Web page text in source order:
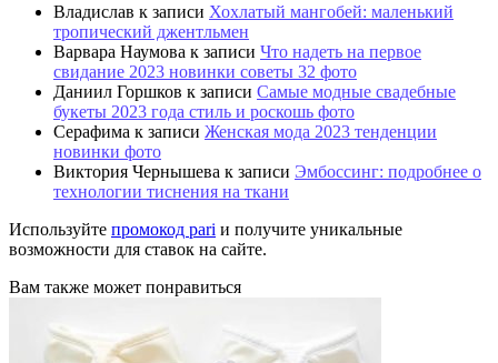
Владислав к записи Хохлатый мангобей: маленький
тропический джентльмен
Варвара Наумова к записи Что надеть на первое
свидание 2023 новинки советы 32 фото
Даниил Горшков к записи Самые модные свадебные
букеты 2023 года стиль и роскошь фото
Серафима к записи Женская мода 2023 тенденции
новинки фото
Виктория Чернышева к записи Эмбоссинг: подробнее о
технологии тиснения на ткани
Используйте промокод pari и получите уникальные
возможности для ставок на сайте.
Вам также может понравиться